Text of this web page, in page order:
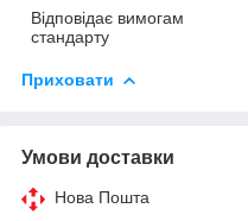
Відповідає вимогам
стандарту
Приховати
Умови доставки
Нова Пошта